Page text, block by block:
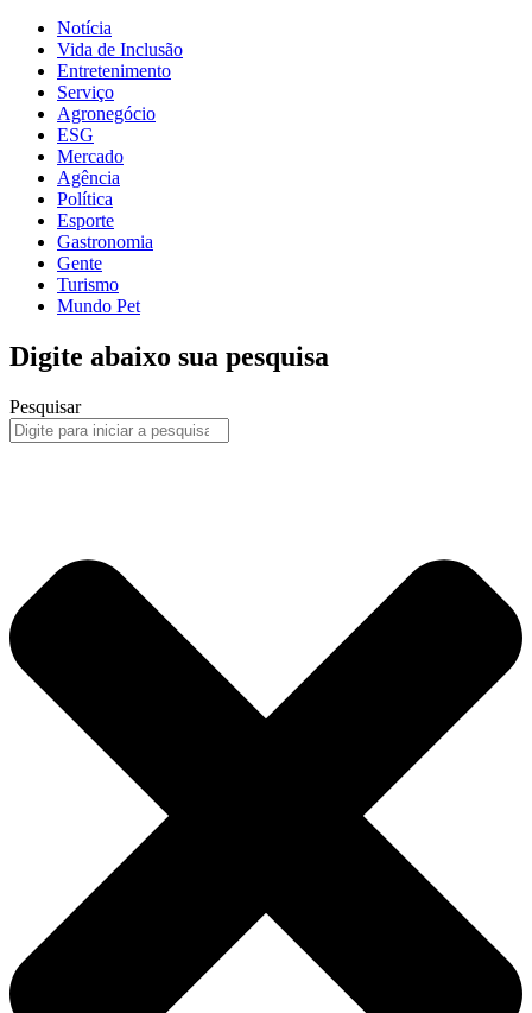
Notícia
Vida de Inclusão
Entretenimento
Serviço
Agronegócio
ESG
Mercado
Agência
Política
Esporte
Gastronomia
Gente
Turismo
Mundo Pet
Digite abaixo sua pesquisa
Pesquisar